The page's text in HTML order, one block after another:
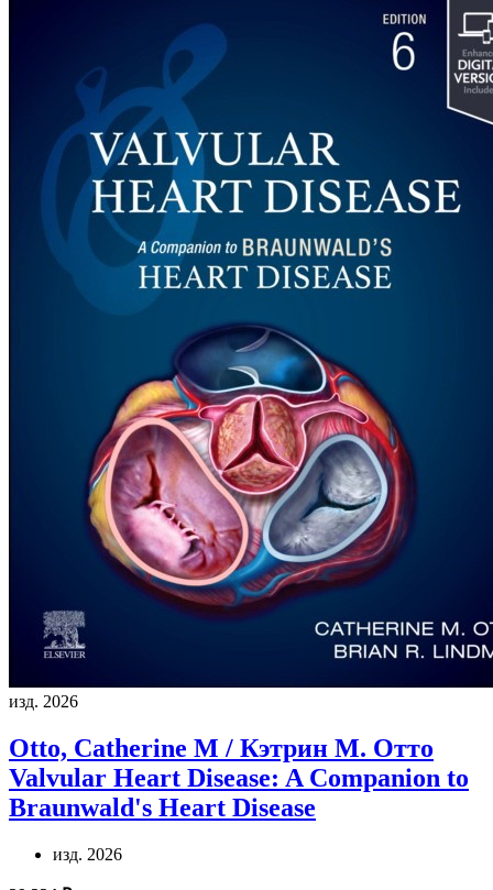
изд. 2026
Otto, Catherine M / Кэтрин М. Отто
Valvular Heart Disease: A Companion to
Braunwald's Heart Disease
изд. 2026